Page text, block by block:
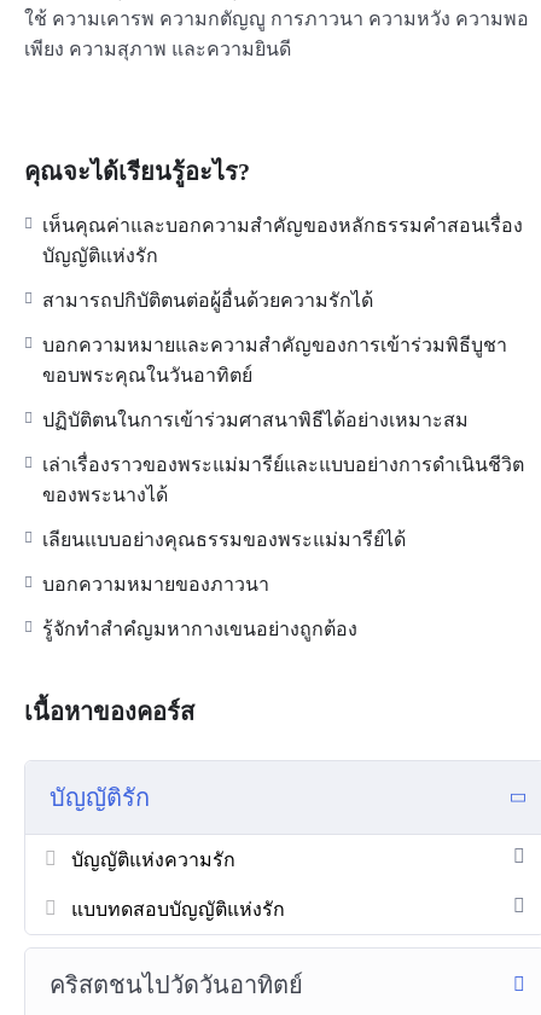
ใช้ ความเคารพ ความกตัญญู การภาวนา ความหวัง ความพอ
เพียง ความสุภาพ และความยินดี
คุณจะได้เรียนรู้อะไร?
เห็นคุณค่าและบอกความสำคัญของหลักธรรมคำสอนเรื่อง
บัญญัติแห่งรัก
สามารถปกิบัติตนต่อผู้อื่นด้วยความรักได้
บอกความหมายและความสำคัญของการเข้าร่วมพิธีบูชา
ขอบพระคุณในวันอาทิตย์
ปฏิบัติตนในการเข้าร่วมศาสนาพิธีได้อย่างเหมาะสม
เล่าเรื่องราวของพระแม่มารีย์และแบบอย่างการดำเนินชีวิต
ของพระนางได้
เลียนแบบอย่างคุณธรรมของพระแม่มารีย์ได้
บอกความหมายของภาวนา
รู้จักทำสำคํญมหากางเขนอย่างถูกต้อง
เนื้อหาของคอร์ส
บัญญัติรัก
บัญญัติแห่งความรัก
แบบทดสอบบัญญัติแห่งรัก
คริสตชนไปวัดวันอาทิตย์